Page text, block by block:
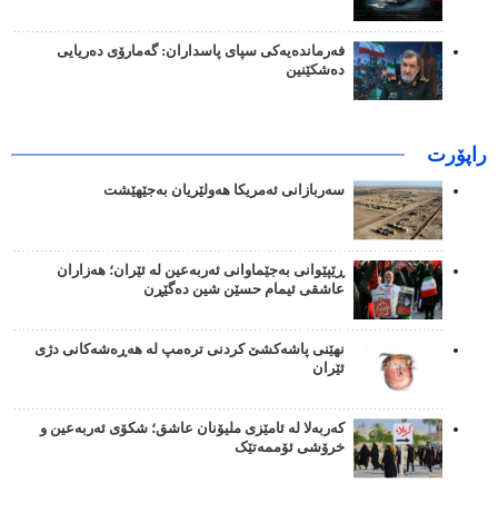
فەرماندەیەکی سپای پاسداران: گەمارۆی دەریایی
دەشکێنین
راپۆرت
سەربازانی ئەمریکا هەولێریان بەجێهێشت
ڕێپێوانی بەجێماوانی ئەربەعین لە ئێران؛ هەزاران
عاشقی ئیمام حسێن شین دەگێڕن
نهێنی پاشەکشێ کردنی ترەمپ لە هەڕەشەکانی دژی
ئێران
کەربەلا لە ئامێزی ملیۆنان عاشق؛ شکۆی ئەربەعین و
خرۆشی ئۆممەتێک